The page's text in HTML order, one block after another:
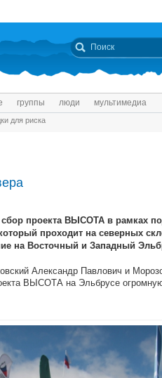
группы люди мультимедиа
для риска
проекта ВЫСОТА в рамках
проходит на северных
на Восточный и Западный
Александр Павлович и
ВЫСОТА на Эльбрусе